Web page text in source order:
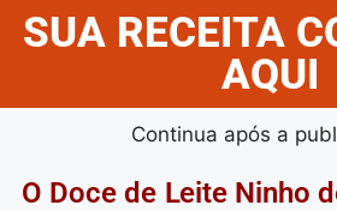
SUA RECEITA
AQUI
Continua após a
O Doce de Leite Ninho